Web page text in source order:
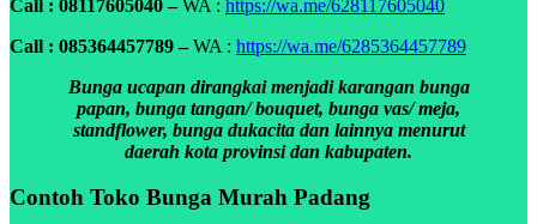
Call : 08117605040 –WA : https://wa.me/628117605040
Call : 085364457789 –WA : https://wa.me/6285364457789
Bunga ucapan dirangkai menjadi karangan bunga
papan, bunga tangan/ bouquet, bunga vas/ meja,
standflower, bunga dukacita dan lainnya menurut
daerah kota provinsi dan kabupaten.
Contoh Toko Bunga Murah Padang